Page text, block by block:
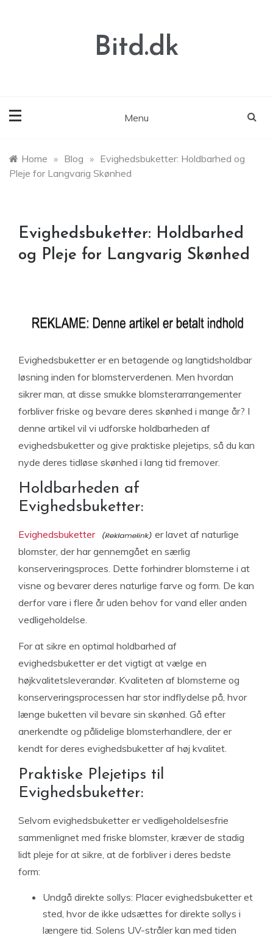
Bitd.dk
Menu
Home » Blog » Evighedsbuketter: Holdbarhed og
Pleje for Langvarig Skønhed
Evighedsbuketter: Holdbarhed
og Pleje for Langvarig Skønhed
Evighedsbuketter er en betagende og langtidsholdbar
løsning inden for blomsterverdenen. Men hvordan
sikrer man, at disse smukke blomsterarrangementer
forbliver friske og bevare deres skønhed i mange år? I
denne artikel vil vi udforske holdbarheden af
evighedsbuketter og give praktiske plejetips, så du kan
nyde deres tidløse skønhed i lang tid fremover.
Holdbarheden af
Evighedsbuketter:
Evighedsbuketter
er lavet af naturlige
blomster, der har gennemgået en særlig
konserveringsproces. Dette forhindrer blomsterne i at
visne og bevarer deres naturlige farve og form. De kan
derfor vare i flere år uden behov for vand eller anden
vedligeholdelse.
For at sikre en optimal holdbarhed af
evighedsbuketter er det vigtigt at vælge en
højkvalitetsleverandør. Kvaliteten af blomsterne og
konserveringsprocessen har stor indflydelse på, hvor
længe buketten vil bevare sin skønhed. Gå efter
anerkendte og pålidelige blomsterhandlere, der er
kendt for deres evighedsbuketter af høj kvalitet.
Praktiske Plejetips til
Evighedsbuketter:
Selvom evighedsbuketter er vedligeholdelsesfrie
sammenlignet med friske blomster, kræver de stadig
lidt pleje for at sikre, at de forbliver i deres bedste
form:
Undgå direkte sollys: Placer evighedsbuketter et
sted, hvor de ikke udsættes for direkte sollys i
længere tid. Solens UV-stråler kan med tiden